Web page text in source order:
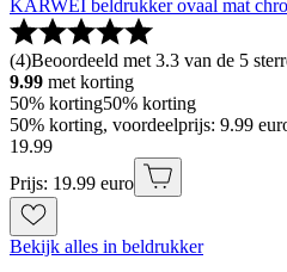
KARWEI beldrukker ovaal mat
(4)Beoordeeld met 3.3 van de 5
9.99 met korting
50% korting50% korting
50% korting, voordeelprijs: 9.99
19.99
Prijs: 19.99 euro
Bekijk alles in beldrukker